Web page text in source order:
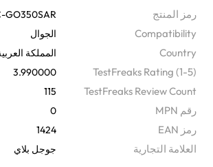
سعودي، ستصبح طريقة رائعة للحفاظ على حدود
تدليل نفسك. لاستخدام الرمز الخاص بك، ما عليك
بلاي، والانتقال إلى الإعدادات، والنقر على رموز
الخاص بك؛ الأمر سهل.
رمز المنتج GO350SAR
Compatibility الجوال
Country المملكة
TestFreaks Rating (1-5)
3.990000
TestFreaks Review Count
115
رقم MPN 0
رمز EAN 1424
‫العلامة التجارية جوجل بلاي